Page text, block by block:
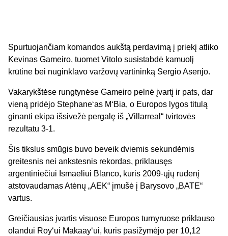
Spurtuojančiam komandos aukštą perdavimą į priekį atliko
Kevinas Gameiro, tuomet Vitolo susistabdė kamuolį
krūtine bei nuginklavo varžovų vartininką Sergio Asenjo.
Vakarykštėse rungtynėse Gameiro pelnė įvartį ir pats, dar
vieną pridėjo Stephane‘as M‘Bia, o Europos lygos titulą
ginanti ekipa išsivežė pergalę iš „Villarreal“ tvirtovės
rezultatu 3-1.
Šis tikslus smūgis buvo beveik dviemis sekundėmis
greitesnis nei ankstesnis rekordas, priklausęs
argentiniečiui Ismaeliui Blanco, kuris 2009-ųjų rudenį
atstovaudamas Atėnų „AEK“ įmušė į Barysovo „BATE“
vartus.
Greičiausias įvartis visuose Europos turnyruose priklauso
olandui Roy‘ui Makaay‘ui, kuris pasižymėjo per 10,12